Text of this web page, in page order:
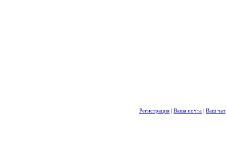
Регистрация | Ваша почта | Ваш чат